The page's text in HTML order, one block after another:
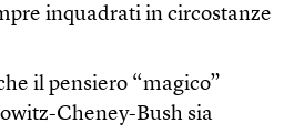
inquadrati in circostanze
il pensiero “magico”
Cheney-Bush sia